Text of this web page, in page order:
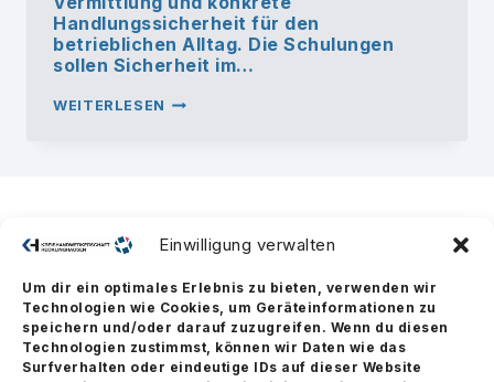
Einwilligung verwalten
Um dir ein optimales Erlebnis zu bieten, verwenden wir
Technologien wie Cookies, um Geräteinformationen zu
speichern und/oder darauf zuzugreifen. Wenn du diesen
Technologien zustimmst, können wir Daten wie das
Surfverhalten oder eindeutige IDs auf dieser Website
Handlungssicherheit für den
betrieblichen Alltag. Die Schulungen
sollen Sicherheit im…
WEITERLESEN NEUER